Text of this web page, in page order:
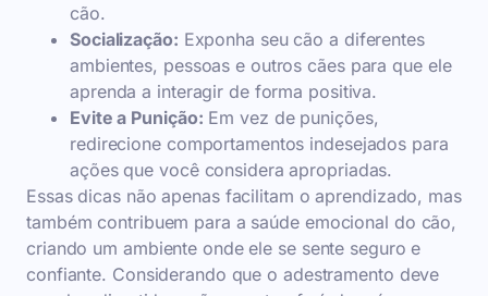
cão.
Socialização: Exponha seu cão a diferentes
ambientes, pessoas e outros cães para que ele
aprenda a interagir de forma positiva.
Evite a Punição: Em vez de punições,
redirecione comportamentos indesejados para
ações que você considera apropriadas.
Essas dicas não apenas facilitam o aprendizado, mas
também contribuem para a saúde emocional do cão,
criando um ambiente onde ele se sente seguro e
confiante. Considerando que o adestramento deve